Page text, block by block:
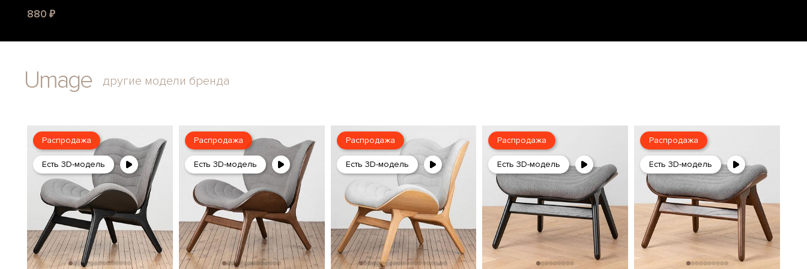
880 ₽
Umage другие модели бренда
Распродажа
Есть 3D-модель
Распродажа
Есть 3D-модель
Распродажа
Есть 3D-модель
Распродажа
Есть 3D-модель
Распродажа
Есть 3D-модель